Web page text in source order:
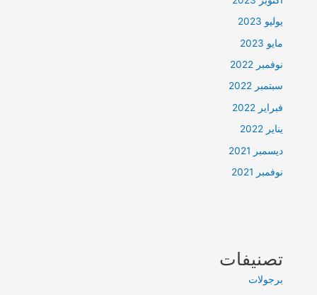
يوليو 2023
مايو 2023
نوفمبر 2022
سبتمبر 2022
فبراير 2022
يناير 2022
ديسمبر 2021
نوفمبر 2021
تصنيفات
برجولات